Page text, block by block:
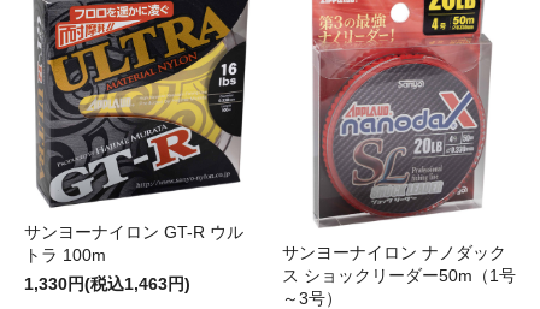
サンヨーナイロン GT-R ウル
トラ 100m
1,330円(税込1,463円)
サンヨーナイロン ナノダック
ス ショックリーダー50m（1号
～3号）